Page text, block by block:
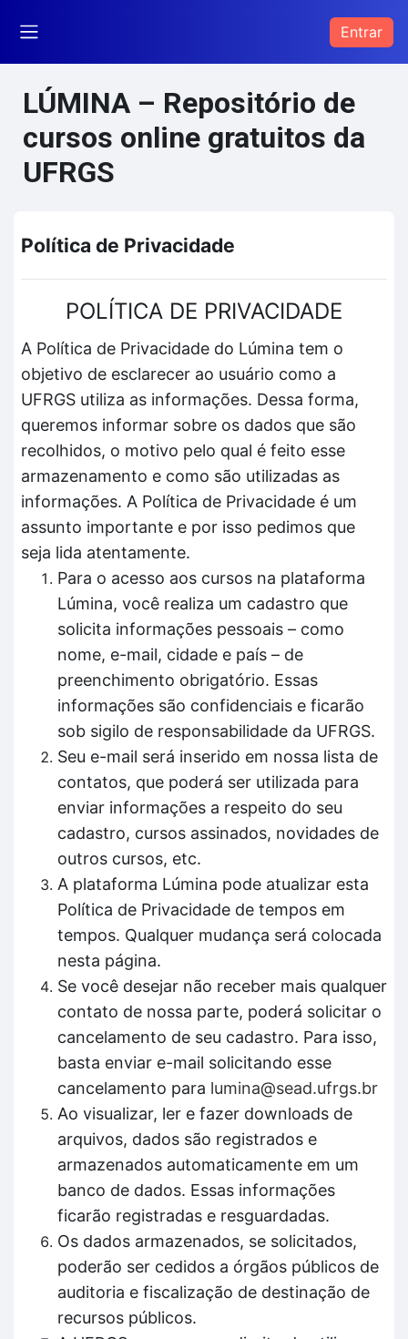
Entrar
LÚMINA – Repositório de
cursos online gratuitos da
UFRGS
Política de Privacidade
POLÍTICA DE PRIVACIDADE
A Política de Privacidade do Lúmina tem o
objetivo de esclarecer ao usuário como a
UFRGS utiliza as informações. Dessa forma,
queremos informar sobre os dados que são
recolhidos, o motivo pelo qual é feito esse
armazenamento e como são utilizadas as
informações. A Política de Privacidade é um
assunto importante e por isso pedimos que
seja lida atentamente.
Para o acesso aos cursos na plataforma
Lúmina, você realiza um cadastro que
solicita informações pessoais – como
nome, e-mail, cidade e país – de
preenchimento obrigatório. Essas
informações são confidenciais e ficarão
sob sigilo de responsabilidade da UFRGS.
Seu e-mail será inserido em nossa lista de
contatos, que poderá ser utilizada para
enviar informações a respeito do seu
cadastro, cursos assinados, novidades de
outros cursos, etc.
A plataforma Lúmina pode atualizar esta
Política de Privacidade de tempos em
tempos. Qualquer mudança será colocada
nesta página.
Se você desejar não receber mais qualquer
contato de nossa parte, poderá solicitar o
cancelamento de seu cadastro. Para isso,
basta enviar e-mail solicitando esse
cancelamento para lumina@sead.ufrgs.br
Ao visualizar, ler e fazer downloads de
arquivos, dados são registrados e
armazenados automaticamente em um
banco de dados. Essas informações
ficarão registradas e resguardadas.
Os dados armazenados, se solicitados,
poderão ser cedidos a órgãos públicos de
auditoria e fiscalização de destinação de
recursos públicos.